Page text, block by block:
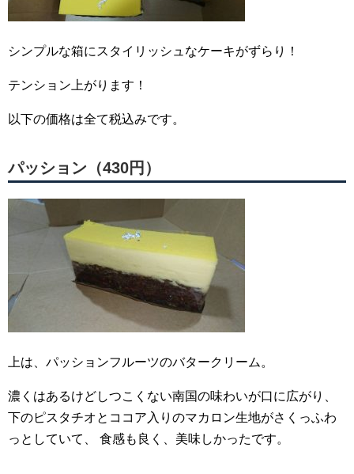
シンプルな箱にスタイリッシュなケーキがずらり！
テンション上がります！
以下の価格は全て税込みです。
パッション（430円）
上は、パッションフルーツのバタークリーム。
濃くはあるけどしつこくない南国の味わいが口に広がり、
下のピスタチオとココア入りのマカロン生地がさくっふわ
っとしていて、
食感も良く、美味しかったです。